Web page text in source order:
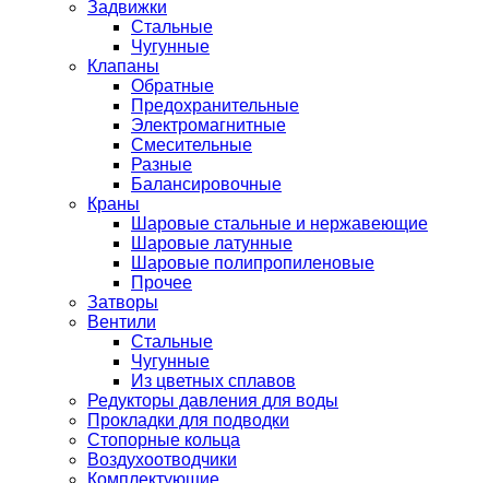
Задвижки
Стальные
Чугунные
Клапаны
Обратные
Предохранительные
Электромагнитные
Смесительные
Разные
Балансировочные
Краны
Шаровые стальные и нержавеющие
Шаровые латунные
Шаровые полипропиленовые
Прочее
Затворы
Вентили
Стальные
Чугунные
Из цветных сплавов
Редукторы давления для воды
Прокладки для подводки
Стопорные кольца
Воздухоотводчики